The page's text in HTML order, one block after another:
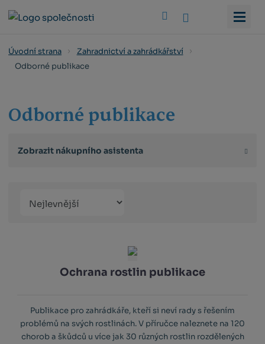
Úvodní strana
Zahradnictví a zahrádkářství
Odborné publikace
Odborné publikace
Zobrazit nákupního asistenta
produktů
Ochrana rostlin publikace
Publikace pro zahrádkáře, kteří si neví rady s řešením
problémů na svých rostlinách. V příručce naleznete na 120
chorob a škůdců u více jak 30 různých rostlin rozdělených